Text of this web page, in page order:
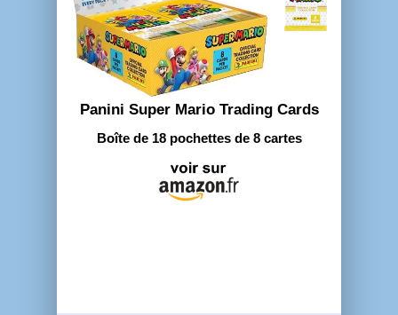
Panini Super Mario Trading Cards
Boîte de 18 pochettes de 8 cartes